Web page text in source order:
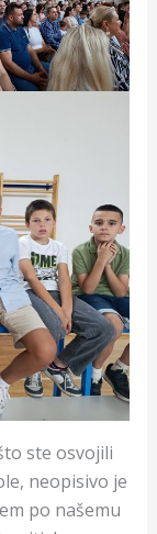
ste osvojili
neopisivo je
po našemu